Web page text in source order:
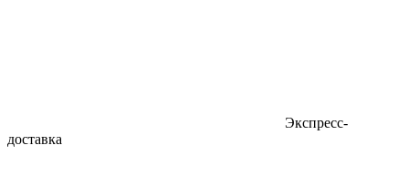
Экспресс-
доставка